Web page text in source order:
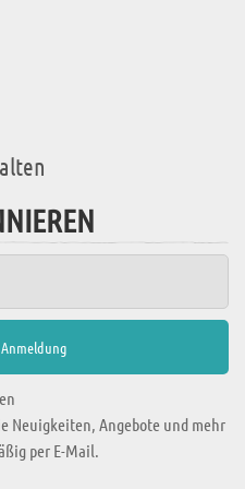
Neuigkeiten, Angebote und mehr
per E-Mail.